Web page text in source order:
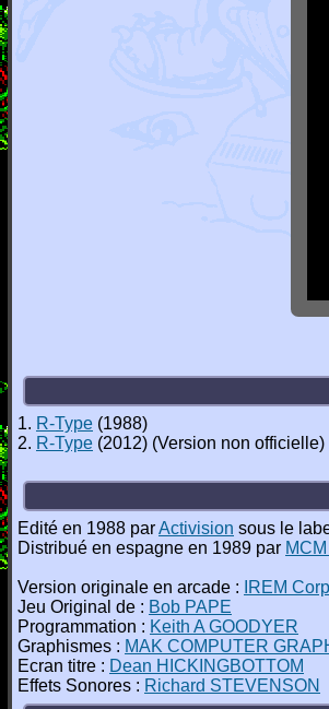
1. R-Type (1988)
2. R-Type (2012) (Version non officielle)
Edité en 1988 parActivision sous le
Distribué en espagne en 1989 par
Version originale en arcade :
IREM
Jeu Original de : Bob PAPE
Programmation : Keith A GOODYER
Graphismes : MAK COMPUTER
Ecran titre : Dean HICKINGBOTTOM
Effets Sonores : Richard STEVENSON